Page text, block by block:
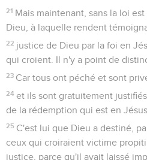
21 Mais maintenant, sans la loi
Dieu, à laquelle rendent
22 justice de Dieu par la foi en
qui croient. Il n'y a point de
23 Car tous ont péché et sont
24 et ils sont gratuitement
de la rédemption qui est en
25 C'est lui que Dieu a destiné,
ceux qui croiraient victime
justice, parce qu'il avait laissé